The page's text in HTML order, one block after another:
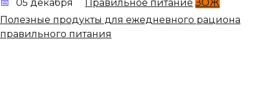
05 декабря Правильное питание ЗОЖ
Полезные продукты для ежедневного рациона
правильного питания